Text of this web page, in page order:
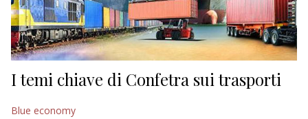
ECONOMIA
TURISMO
CULTURA
NAUTICA
I temi chiave di Confetra sui trasporti
Blue economy